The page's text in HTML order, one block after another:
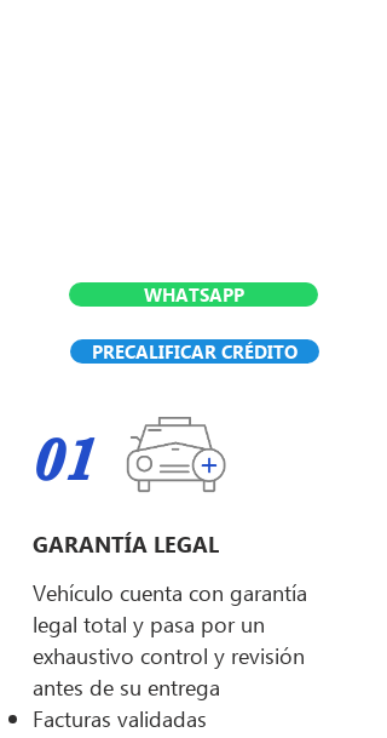
WHATSAPP
PRECALIFICAR CRÉDITO
01
GARANTÍA LEGAL
Vehículo cuenta con garantía
legal total y pasa por un
exhaustivo control y revisión
antes de su entrega
Facturas validadas